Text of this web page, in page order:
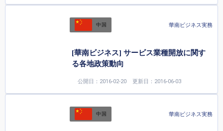
中国 華南ビジネス実務
[華南ビジネス] サービス業種開放に関す
る各地政策動向
公開日：2016-02-20 更新日：2016-06-03
中国 華南ビジネス実務